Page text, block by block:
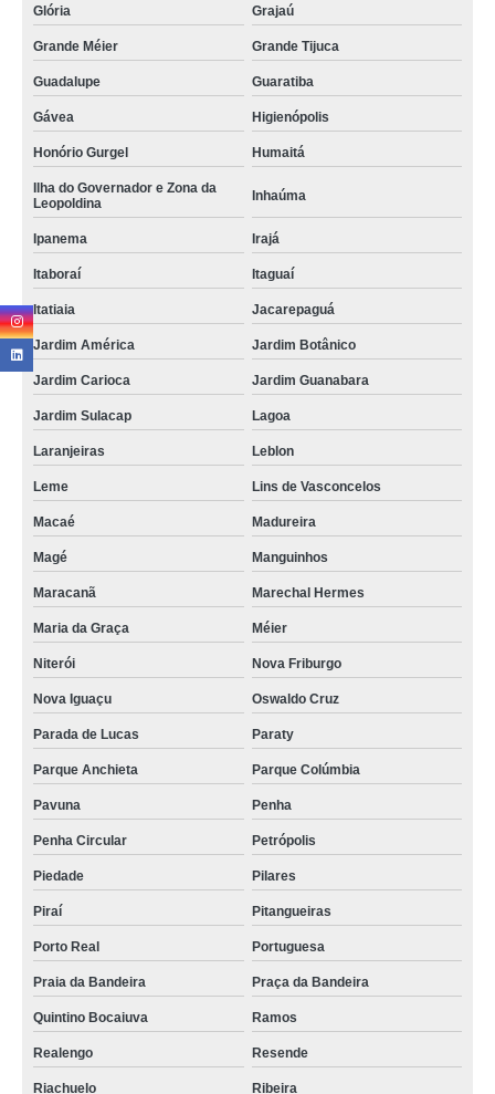
Glória Grajaú
Grande Méier Grande Tijuca
Guadalupe Guaratiba
Gávea Higienópolis
Honório Gurgel Humaitá
Ilha do Governador e Zona da
Leopoldina
Inhaúma
Ipanema Irajá
Itaboraí Itaguaí
Itatiaia Jacarepaguá
Jardim América Jardim Botânico
Jardim Carioca Jardim Guanabara
Jardim Sulacap Lagoa
Laranjeiras Leblon
Leme Lins de Vasconcelos
Macaé Madureira
Magé Manguinhos
Maracanã Marechal Hermes
Maria da Graça Méier
Niterói Nova Friburgo
Nova Iguaçu Oswaldo Cruz
Parada de Lucas Paraty
Parque Anchieta Parque Colúmbia
Pavuna Penha
Penha Circular Petrópolis
Piedade Pilares
Piraí Pitangueiras
Porto Real Portuguesa
Praia da Bandeira Praça da Bandeira
Quintino Bocaiuva Ramos
Realengo Resende
Riachuelo Ribeira